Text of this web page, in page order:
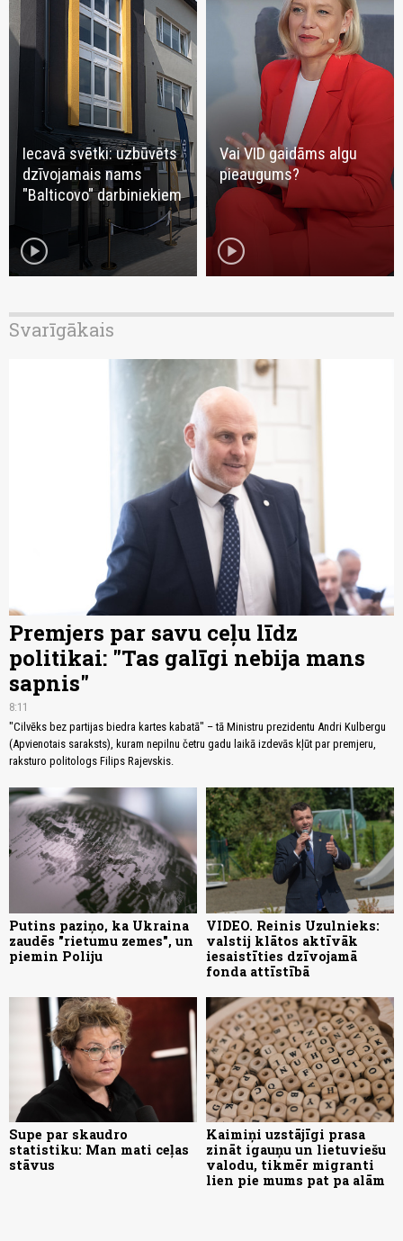
Iecavā svētki: uzbūvēts
dzīvojamais nams
"Balticovo" darbiniekiem
play_circle
Vai VID gaidāms algu
pieaugums?
play_circle
Svarīgākais
Premjers par savu ceļu līdz
politikai: "Tas galīgi nebija mans
sapnis"
8:11
"Cilvēks bez partijas biedra kartes kabatā" – tā Ministru prezidentu Andri Kulbergu
(Apvienotais saraksts), kuram nepilnu četru gadu laikā izdevās kļūt par premjeru,
raksturo politologs Filips Rajevskis.
Putins paziņo, ka Ukraina
zaudēs "rietumu zemes", un
piemin Poliju
VIDEO. Reinis Uzulnieks:
valstij klātos aktīvāk
iesaistīties dzīvojamā
fonda attīstībā
Supe par skaudro
statistiku: Man mati ceļas
stāvus
Kaimiņi uzstājīgi prasa
zināt igauņu un lietuviešu
valodu, tikmēr migranti
lien pie mums pat pa alām